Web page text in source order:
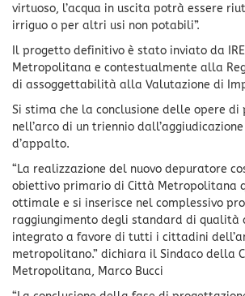
virtuoso, l’acqua in uscita potrà essere
irriguo o per altri usi non potabili”.
Il progetto definitivo è stato inviato da
Metropolitana e contestualmente alla
di assoggettabilità alla Valutazione di
Si stima che la conclusione delle opere di
nell’arco di un triennio
d’appalto.
“La realizzazione del nuovo depuratore
obiettivo primario di Città Metropolitana
ottimale e si inserisce nel complessivo
raggiungimento degli standard di qualità
integrato a favore di tutti i cittadini
metropolitano.” dichiara il Sindaco della
Metropolitana, Marco Bucci